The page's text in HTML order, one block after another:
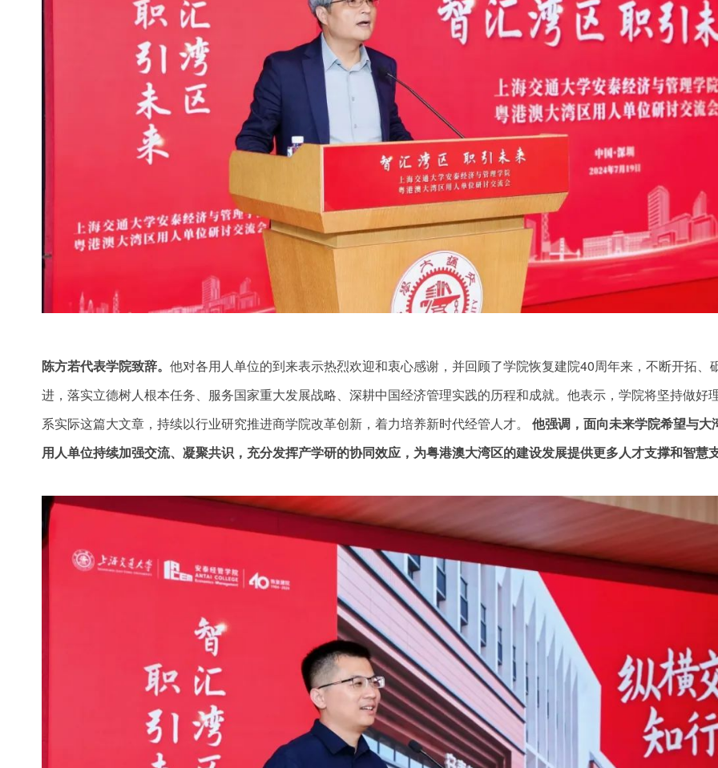
陈方若代表学院致辞。 他对各用人单位的到来表示热烈欢迎和衷心感谢，并回顾了学院恢复建院40周年来，不断开拓、
进，落实立德树人根本任务、服务国家重大发展战略、深耕中国经济管理实践的历程和成就。他表示，学院将坚持做好
系实际这篇大文章，持续以行业研究推进商学院改革创新，着力培养新时代经管人才。 他强调，面向未来学院希望与大
用人单位持续加强交流、凝聚共识，充分发挥产学研的协同效应，为粤港澳大湾区的建设发展提供更多人才支撑和智慧